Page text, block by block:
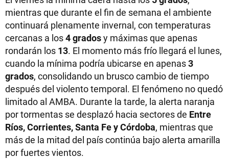
mientras que durante el fin de semana el ambiente
continuará plenamente invernal, con temperaturas
cercanas a los4 gradosy máximas que apenas
rondarán los 13. El momento más frío llegará el lunes,
cuando la mínima podría ubicarse en apenas3
grados, consolidando un brusco cambio de tiempo
después del violento temporal. El fenómeno no quedó
limitado al AMBA. Durante la tarde, la alerta naranja
por tormentas se desplazó hacia sectores de Entre
Ríos, Corrientes, Santa Fe y Córdoba, mientras que
más de la mitad del país continúa bajo alerta amarilla
por fuertes vientos.